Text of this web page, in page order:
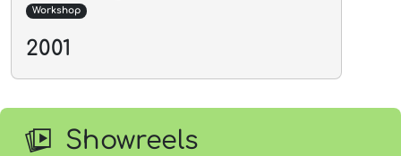
Workshop
2001
Showreels